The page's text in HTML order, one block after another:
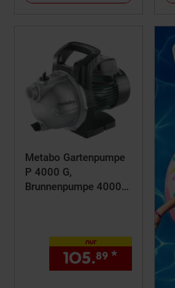
Metabo Gartenpumpe
P 4000 G,
Brunnenpumpe 4000
nur
105.89 * nur 105,